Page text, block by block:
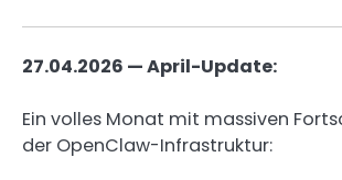
27.04.2026 — April-Update:
Ein volles Monat mit massiven
der OpenClaw-Infrastruktur: